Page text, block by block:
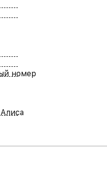
номер